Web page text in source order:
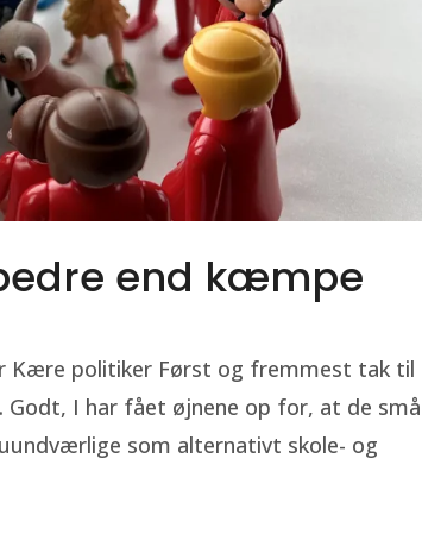
end kæmpe
Kære politiker Først og fremmest tak til
I har fået øjnene op for, at de små
som alternativt skole- og